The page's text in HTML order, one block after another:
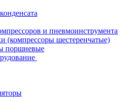
и пневмоинструмента
(компрессоры шестеренчатые)
поршневые